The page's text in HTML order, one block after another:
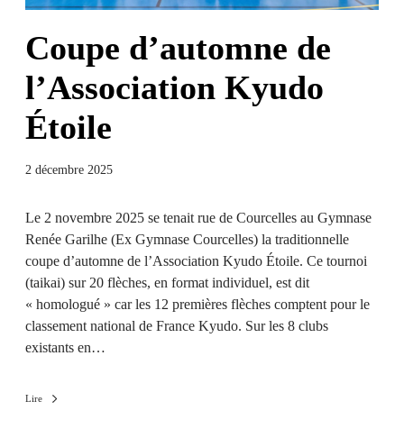
Coupe d’automne de
l’Association Kyudo
Étoile
2 décembre 2025
Le 2 novembre 2025 se tenait rue de Courcelles au Gymnase
Renée Garilhe (Ex Gymnase Courcelles) la traditionnelle
coupe d’automne de l’Association Kyudo Étoile. Ce tournoi
(taikai) sur 20 flèches, en format individuel, est dit
« homologué » car les 12 premières flèches comptent pour le
classement national de France Kyudo. Sur les 8 clubs
existants en…
Lire